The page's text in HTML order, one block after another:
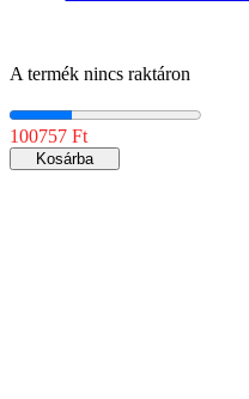
A termék nincs raktáron
100757 Ft
Kosárba